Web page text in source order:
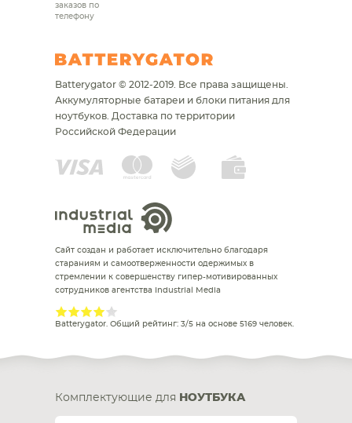
заказов по
телефону
Batterygator © 2012-2019. Все права защищены.
Аккумуляторные батареи и блоки питания для
ноутбуков. Доставка по территории
Российской Федерации
Сайт создан и работает исключительно благодаря
стараниям и самоотверженности одержимых в
стремлении к совершенству гипер-мотивированных
сотрудников агентства Industrial Media
Batterygator. Общий рейтинг: 3/5 на основе 5169 человек.
Комплектующие для НОУТБУКА